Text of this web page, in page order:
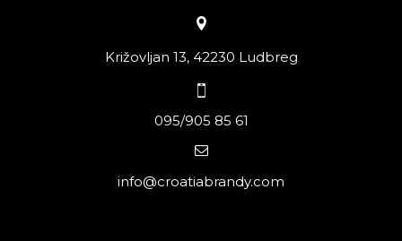
Križovljan 13, 42230 Ludbreg
095/905 85 61
info@croatiabrandy.com